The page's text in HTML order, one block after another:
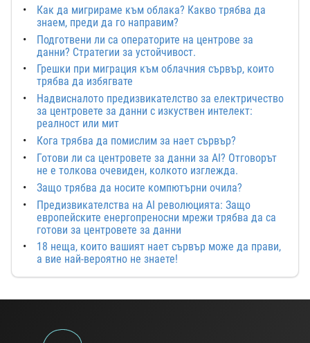
Как да мигрираме към облака? Какво трябва да
знаем, преди да го направим?
Подготвени ли са операторите на центрове за
данни? Стратегии за устойчивост.
Грешки при миграция към облачния сървър, които
трябва да избягвате
Надвисналото предизвикателство за електричество
за центровете за данни с изкуствен интелект:
реалност или мит
Кога трябва да помислим за нает сървър?
Готови ли са центровете за данни за AI? Отговорът
не е толкова очевиден, колкото изглежда.
Защо трябва да носите компютърни очила?
Предизвикателства на AI революцията: Защо
европейските енергопреносни мрежи трябва да са
готови за центровете за данни
18 неща, които вашият нает сървър може да прави,
а вие най-вероятно не знаете!